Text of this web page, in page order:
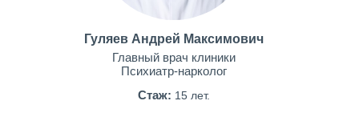
Гуляев Андрей Максимович
Главный врач клиники
Психиатр-нарколог
Стаж: 15 лет.